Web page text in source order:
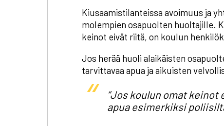
Kiusaamistilanteissa avoimuus ja
molempien osapuolten huoltajille.
keinot eivät riitä, on koulun
Jos herää huoli alaikäisten
tarvittavaa apua ja aikuisten
”Jos koulun omat
apua esimerkiksi